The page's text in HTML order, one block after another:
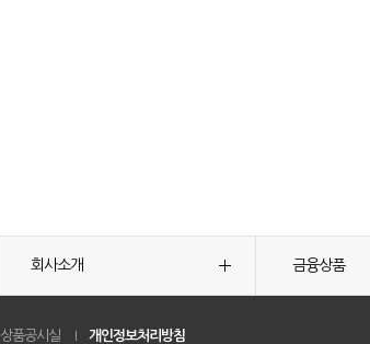
회사소개 금융상품
상품공시실 개인정보처리방침